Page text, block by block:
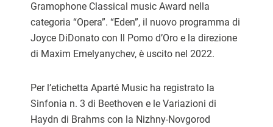
Gramophone Classical music Award nella
categoria “Opera”. “Eden”, il nuovo programma di
Joyce DiDonato con Il Pomo d’Oro e la direzione
di Maxim Emelyanychev, è uscito nel 2022.
Per l’etichetta Aparté Music ha registrato la
Sinfonia n. 3 di Beethoven e le Variazioni di
Haydn di Brahms con la Nizhny-Novgorod